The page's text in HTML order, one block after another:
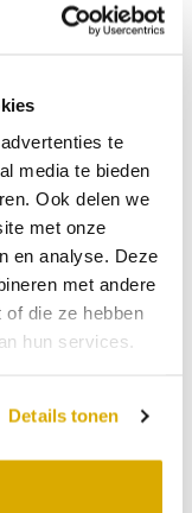
te
media te bieden
Ook delen we
met onze
en analyse. Deze
met andere
die ze hebben
hun services.
Details tonen